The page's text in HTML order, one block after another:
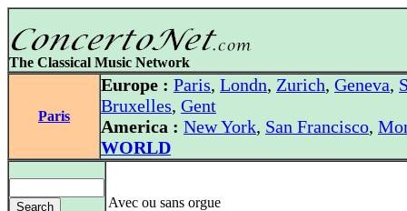
The Classical Music Network
Paris
Europe : Paris, Londn, Zurich, Geneva,
Bruxelles, Gent
America : New York, San Francisco,
WORLD
Avec ou sans orgue